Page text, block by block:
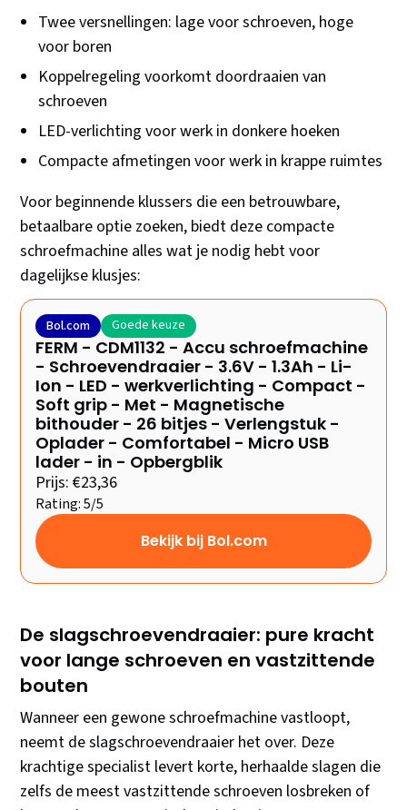
Twee versnellingen: lage voor schroeven, hoge
voor boren
Koppelregeling voorkomt doordraaien van
schroeven
LED-verlichting voor werk in donkere hoeken
Compacte afmetingen voor werk in krappe ruimtes
Voor beginnende klussers die een betrouwbare,
betaalbare optie zoeken, biedt deze compacte
schroefmachine alles wat je nodig hebt voor
dagelijkse klusjes:
Bol.com Goede keuze
FERM - CDM1132 - Accu schroefmachine
- Schroevendraaier - 3.6V - 1.3Ah - Li-
Ion - LED - werkverlichting - Compact -
Soft grip - Met - Magnetische
bithouder - 26 bitjes - Verlengstuk -
Oplader - Comfortabel - Micro USB
lader - in - Opbergblik
Prijs: €23,36
Rating: 5/5
Bekijk bij Bol.com
De slagschroevendraaier: pure kracht
voor lange schroeven en vastzittende
bouten
Wanneer een gewone schroefmachine vastloopt,
neemt de slagschroevendraaier het over. Deze
krachtige specialist levert korte, herhaalde slagen die
zelfs de meest vastzittende schroeven losbreken of